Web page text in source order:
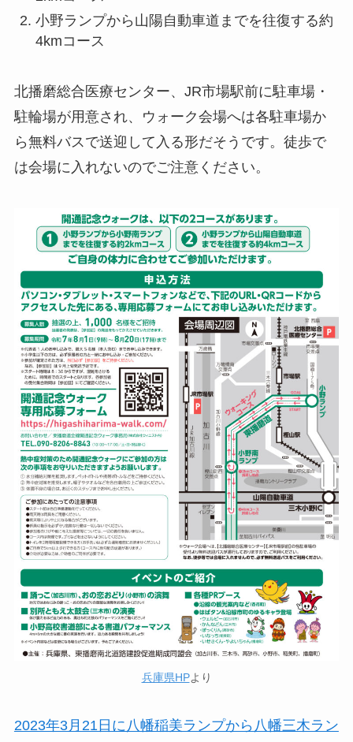
小野ランプから山陽自動車道までを往復する約
4kmコース
北播磨総合医療センター、JR市場駅前に駐車場・
駐輪場が用意され、ウォーク会場へは各駐車場か
ら無料バスで送迎して入る形だそうです。徒歩で
は会場に入れないのでご注意ください。
兵庫県HPより
2023年3月21日に八幡稲美ランプから八幡三木ラン